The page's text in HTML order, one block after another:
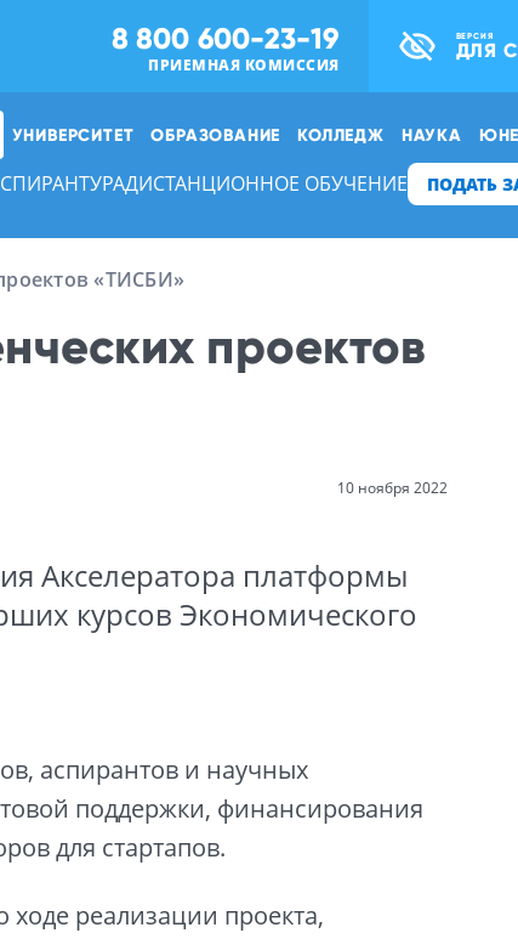
8 800 600-23-19
ПРИЕМНАЯ КОМИССИЯ
ВЕРСИЯ
ДЛЯ
УНИВЕРСИТЕТ ОБРАЗОВАНИЕ КОЛЛЕДЖ НАУКА
ДИСТАНЦИОННОЕ ОБУЧЕНИЕ ПОДАТЬ
«ТИСБИ»
проектов
10 ноября 2022
Акселератора платформы
курсов Экономического
аспирантов и научных
поддержки, финансирования
для стартапов.
ходе реализации проекта,